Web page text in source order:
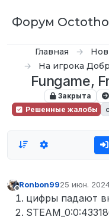
Форум
Главная
На игрока
Fungame,
Закрыта
Решенные жалобы
Не в сети
Ronbon9925 июн.
цифры падают